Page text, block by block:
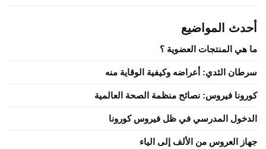
أحدث المواضيع
ما هي المنتجات العضوية ؟
سرطان الثدي: أعراضه وكيفية الوقاية منه
كورونا فيروس: نصائح منظمة الصحة العالمية
الدخول المدرسي في ظل فيروس كورونا
جهاز العروس من الألف إلى الياء